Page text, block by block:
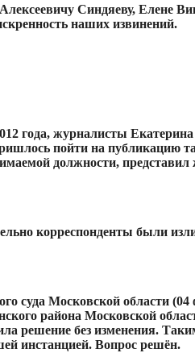
Синдяеву, Елене
наших извинений.
года, журналисты
пойти на публикацию
должности,
корреспонденты были
Московской области
района Московской
решение без изменения.
инстанцией. Вопрос решён.